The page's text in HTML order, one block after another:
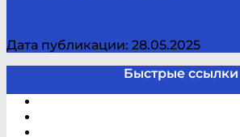
Дата публикации: 28.05.2025
Быстрые ссылки